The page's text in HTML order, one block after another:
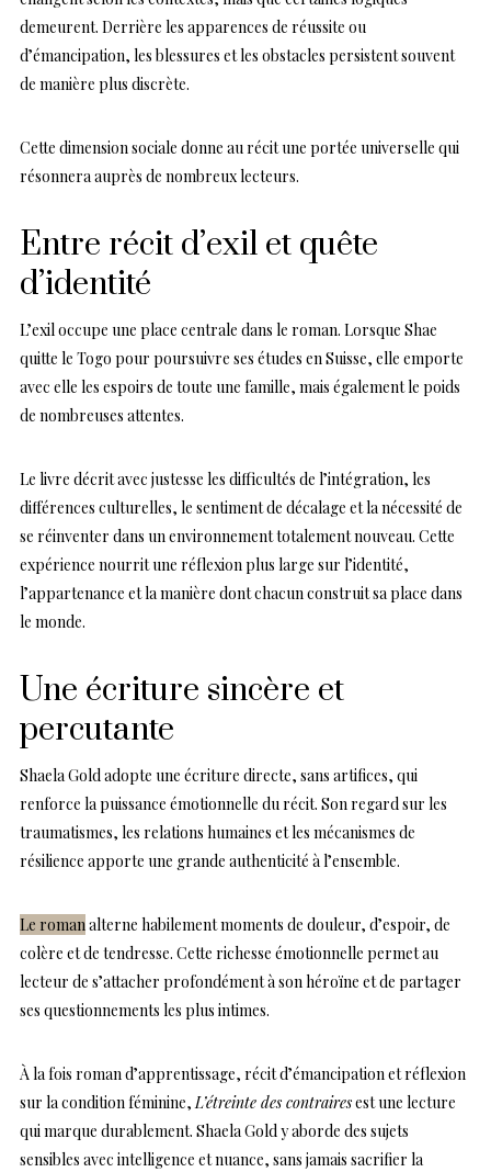
demeurent. Derrière les apparences de réussite ou
d’émancipation, les blessures et les obstacles persistent souvent
de manière plus discrète.
Cette dimension sociale donne au récit une portée universelle qui
résonnera auprès de nombreux lecteurs.
Entre récit d’exil et quête
d’identité
L’exil occupe une place centrale dans le roman. Lorsque Shae
quitte le Togo pour poursuivre ses études en Suisse, elle emporte
avec elle les espoirs de toute une famille, mais également le poids
de nombreuses attentes.
Le livre décrit avec justesse les difficultés de l’intégration, les
différences culturelles, le sentiment de décalage et la nécessité de
se réinventer dans un environnement totalement nouveau. Cette
expérience nourrit une réflexion plus large sur l’identité,
l’appartenance et la manière dont chacun construit sa place dans
le monde.
Une écriture sincère et
percutante
Shaela Gold adopte une écriture directe, sans artifices, qui
renforce la puissance émotionnelle du récit. Son regard sur les
traumatismes, les relations humaines et les mécanismes de
résilience apporte une grande authenticité à l’ensemble.
Le romanalterne habilement moments de douleur, d’espoir, de
colère et de tendresse. Cette richesse émotionnelle permet au
lecteur de s’attacher profondément à son héroïne et de partager
ses questionnements les plus intimes.
À la fois roman d’apprentissage, récit d’émancipation et réflexion
sur la condition féminine,L’étreinte des contrairesest une lecture
qui marque durablement. Shaela Gold y aborde des sujets
sensibles avec intelligence et nuance, sans jamais sacrifier la